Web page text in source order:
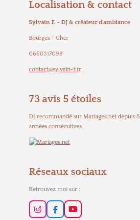
Localisation & contact
Sylvain F. - DJ & créateur d'ambiance
Bourges - Cher
0660317098
contact@sylvain-f.fr
73 avis 5 étoiles
DJ recommandé sur Mariages.net depuis 5
années consécutives
Réseaux sociaux
Retrouvez moi sur :
I
F
Y